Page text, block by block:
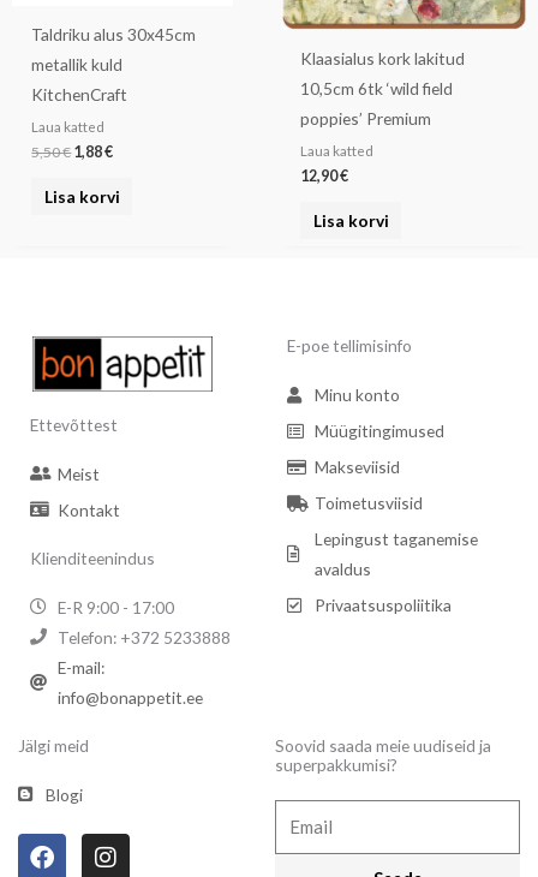
Taldriku alus 30x45cm
metallik kuld
KitchenCraft
Laua katted
5,50€1,88€
Lisa korvi
Klaasialus kork lakitud
10,5cm 6tk ‘wild field
poppies’ Premium
Laua katted
12,90€
Lisa korvi
Ettevõttest
Meist
Kontakt
Klienditeenindus
E-R 9:00 - 17:00
Telefon: +372 5233888
E-mail:
info@bonappetit.ee
E-poe tellimisinfo
Minu konto
Müügitingimused
Makseviisid
Toimetusviisid
Lepingust taganemise
avaldus
Privaatsuspoliitika
Jälgi meid
Blogi
F
a
I
n
Soovid saada meie uudiseid ja
superpakkumisi?